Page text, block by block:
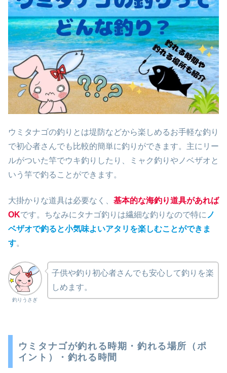
ウミタナゴの釣りとは堤防などから楽しめるお手軽な釣り
で初心者さんでも比較的簡単に釣りができます。主にリー
ルがついた竿でウキ釣りしたり、ミャク釣りやノベザオと
いう竿で釣ることができます。
大掛かりな道具は必要なく、 基本的な海釣り道具があれば
OKです。ちなみにタナゴ釣りは繊細な釣りなので特に ノ
ベザオで釣ると小気味よいアタリを楽しむことができま
す。
釣りうさぎ
子供や釣り初心者さんでも安心して釣りを楽
しめます。
ウミタナゴが釣れる時期・釣れる場所（ポ
イント）・釣れる時間